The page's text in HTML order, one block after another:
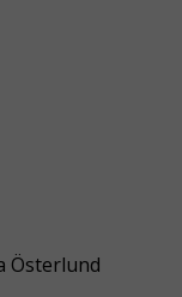
Österlund